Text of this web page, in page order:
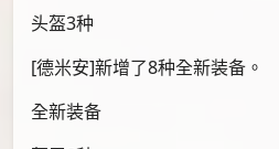
头盔3种
[德米安]新增了8种全新装备。
全新装备